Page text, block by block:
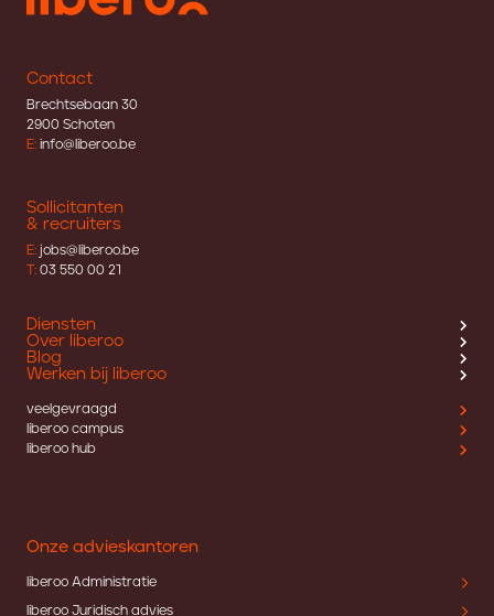
Contact
Brechtsebaan 30
2900 Schoten
E: info@liberoo.be
Sollicitanten
& recruiters
E: jobs@liberoo.be
T: 03 550 00 21
Diensten
Over liberoo
Blog
Werken bij liberoo
veelgevraagd
liberoo campus
liberoo hub
Onze advieskantoren
liberoo Administratie
liberoo Juridisch advies